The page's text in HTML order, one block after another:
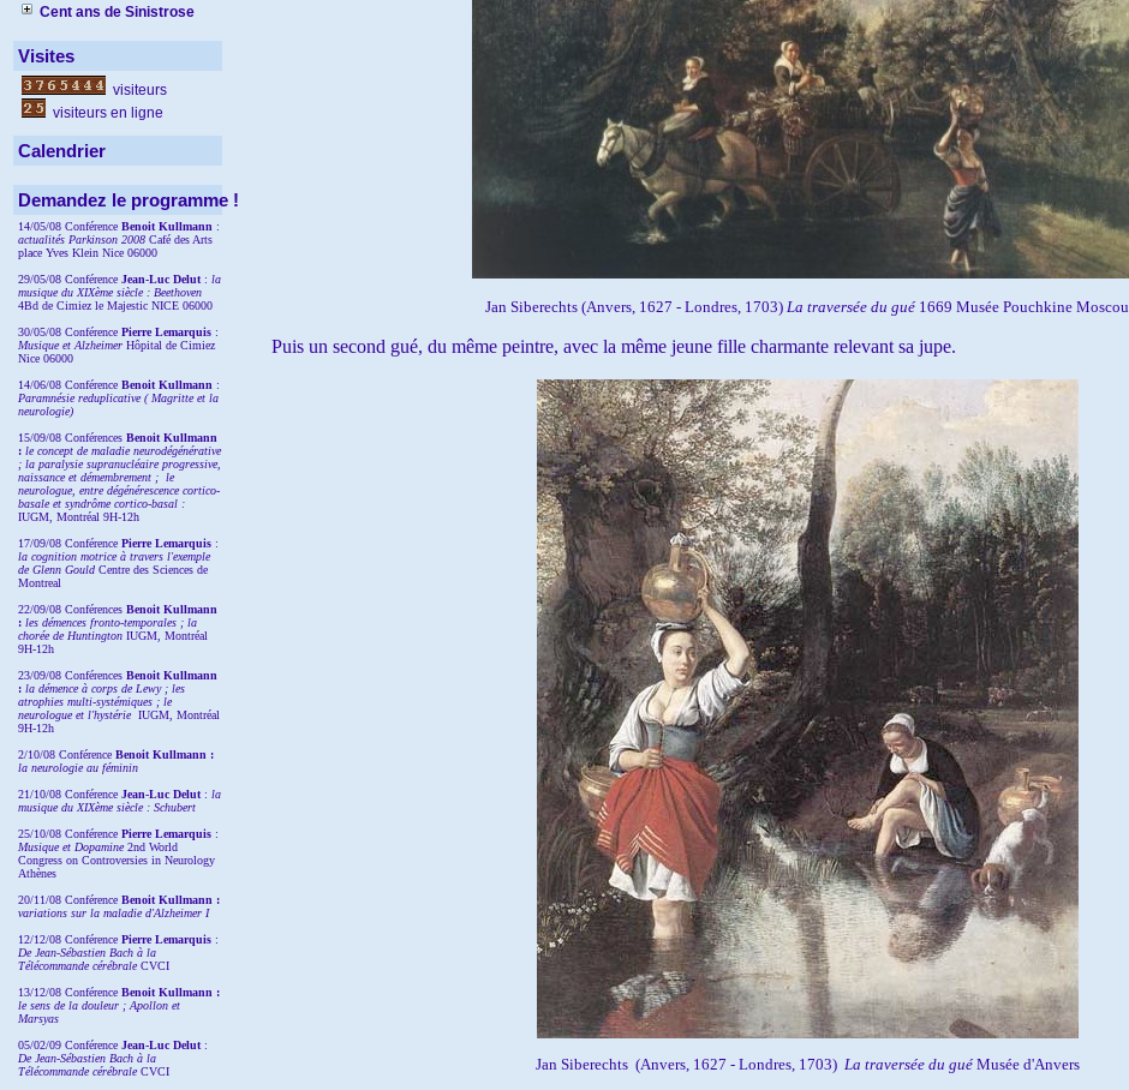
Cent ans de Sinistrose
Visites
visiteurs
visiteurs en ligne
Calendrier
Demandez le programme !
14/05/08 Conférence Benoit Kullmann :
actualités Parkinson 2008 Café des Arts
place Yves Klein Nice 06000
29/05/08 Conférence Jean-Luc Delut : la
musique du XIXème siècle : Beethoven
4Bd de Cimiez le Majestic NICE 06000
30/05/08 Conférence Pierre Lemarquis :
Musique et Alzheimer Hôpital de Cimiez
Nice 06000
14/06/08 Conférence Benoit Kullmann :
Paramnésie reduplicative ( Magritte et la
neurologie)
15/09/08 Conférences Benoit Kullmann
: le concept de maladie neurodégénérative
; la paralysie supranucléaire progressive,
naissance et démembrement ; le
neurologue, entre dégénérescence cortico-
basale et syndrôme cortico-basal :
IUGM, Montréal 9H-12h
17/09/08 Conférence Pierre Lemarquis :
la cognition motrice à travers l'exemple
de Glenn Gould Centre des Sciences de
Montreal
22/09/08 Conférences Benoit Kullmann
: les démences fronto-temporales ; la
chorée de Huntington IUGM, Montréal
9H-12h
23/09/08 Conférences Benoit Kullmann
: la démence à corps de Lewy ; les
atrophies multi-systémiques ; le
neurologue et l'hystérie IUGM, Montréal
9H-12h
2/10/08 Conférence Benoit Kullmann :
la neurologie au féminin
21/10/08 Conférence Jean-Luc Delut : la
musique du XIXème siècle : Schubert
25/10/08 Conférence Pierre Lemarquis :
Musique et Dopamine2nd World
Congress on Controversies in Neurology
Athènes
20/11/08 Conférence Benoit Kullmann :
variations sur la maladie d'Alzheimer I
12/12/08 Conférence Pierre Lemarquis :
De Jean-Sébastien Bach à la
Télécommande cérébraleCVCI
13/12/08 Conférence Benoit Kullmann :
le sens de la douleur ; Apollon et
Marsyas
05/02/09 Conférence Jean-Luc Delut :
De Jean-Sébastien Bach à la
Télécommande cérébraleCVCI
Jan Siberechts (Anvers, 1627 - Londres, 1703) La traversée du gué 1669 Musée Pouchkine Moscou
Puis un second gué, du même peintre, avec la même jeune fille charmante relevant sa jupe.
Jan Siberechts (Anvers, 1627 - Londres, 1703) La traversée du guéMusée d'Anvers